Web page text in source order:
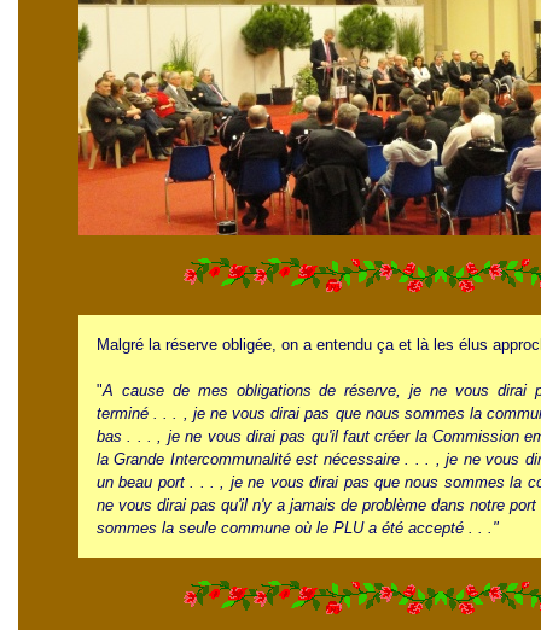
Malgré la réserve obligée, on a entendu ça et là les élus
"A cause de mes obligations de réserve, je ne vous dirai
terminé . . . , je ne vous dirai pas que nous sommes la
bas . . . , je ne vous dirai pas qu'il faut créer la Commission
la Grande Intercommunalité est nécessaire . . . , je ne vous
un beau port . . . , je ne vous dirai pas que nous sommes la
ne vous dirai pas qu'il n'y a jamais de problème dans notre
sommes la seule commune où le PLU a été accepté . . ."